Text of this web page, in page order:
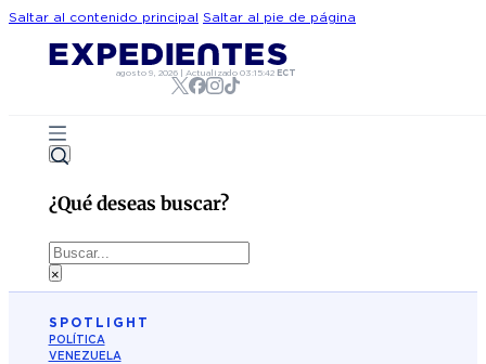
Saltar al contenido principal Saltar al pie de página
agosto 9, 2026 |Actualizado03:15:42 ECT
¿Qué deseas buscar?
Buscar
×
SPOTLIGHT
POLÍTICA
VENEZUELA